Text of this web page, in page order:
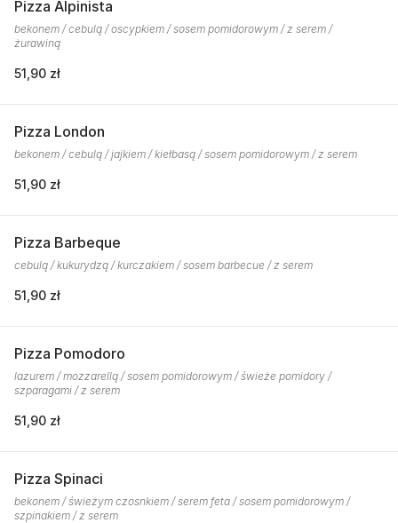
Pizza Alpinista
bekonem / cebulą / oscypkiem / sosem pomidorowym / z serem /
żurawiną
51,90 zł
Pizza London
bekonem / cebulą / jajkiem / kiełbasą / sosem pomidorowym / z serem
51,90 zł
Pizza Barbeque
cebulą / kukurydzą / kurczakiem / sosem barbecue / z serem
51,90 zł
Pizza Pomodoro
lazurem / mozzarellą / sosem pomidorowym / świeże pomidory /
szparagami / z serem
51,90 zł
Pizza Spinaci
bekonem / świeżym czosnkiem / serem feta / sosem pomidorowym /
szpinakiem / z serem